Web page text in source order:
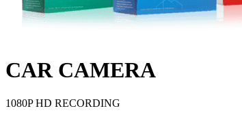
CAR CAMERA
1080P HD RECORDING